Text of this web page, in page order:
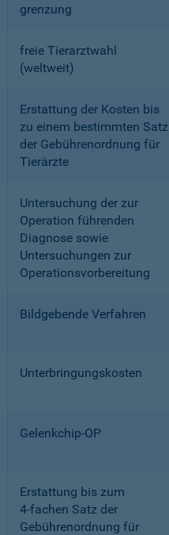
grenzung
freie Tierarztwahl
(weltweit)
Erstattung der Kosten bis
zu einem bestimmten Satz
der Gebührenordnung für
Tierärzte
Untersuchung der zur
Operation führenden
Diagnose sowie
Untersuchungen zur
Operationsvorbereitung
Bildgebende Verfahren
Unterbringungskosten
Gelenkchip-OP
Erstattung bis zum
4-fachen Satz der
Gebührenordnung für